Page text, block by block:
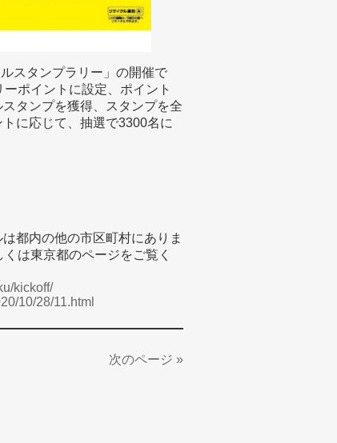
スタンプラリー」の開催で
ポイントに設定、ポイント
タンプを獲得、スタンプを全
に応じて、抽選で3300名に
都内の他の市区町村にありま
は東京都のページをご覧く
kickoff/
10/28/11.html
次のページ »